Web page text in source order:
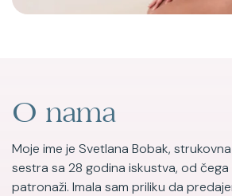
O nama
Moje ime je Svetlana Bobak,
sestra sa 28 godina iskustva, od čega
patronaži. Imala sam priliku da